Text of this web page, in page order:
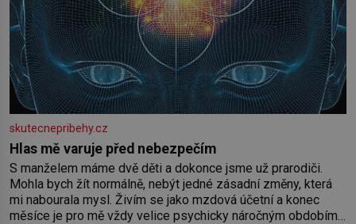
skutecnepribehy.cz
Hlas mě varuje před nebezpečím
S manželem máme dvě děti a dokonce jsme už prarodiči.
Mohla bych žít normálně, nebýt jedné zásadní změny, která
mi nabourala mysl. Živím se jako mzdová účetní a konec
měsíce je pro mě vždy velice psychicky náročným obdobím.